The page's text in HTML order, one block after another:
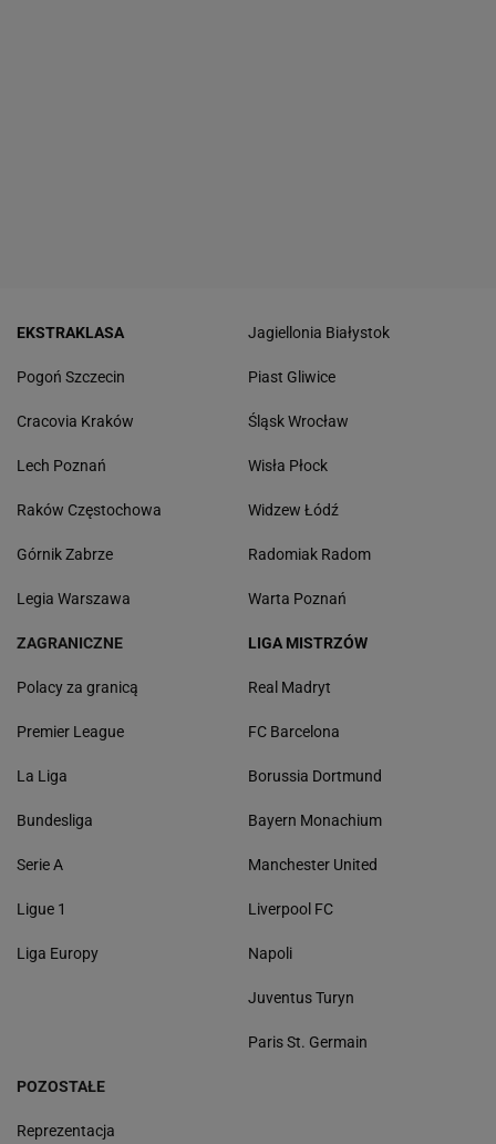
EKSTRAKLASA
Pogoń Szczecin
Cracovia Kraków
Lech Poznań
Raków Częstochowa
Górnik Zabrze
Legia Warszawa
Jagiellonia Białystok
Piast Gliwice
Śląsk Wrocław
Wisła Płock
Widzew Łódź
Radomiak Radom
Warta Poznań
ZAGRANICZNE
Polacy za granicą
Premier League
La Liga
Bundesliga
Serie A
Ligue 1
Liga Europy
LIGA MISTRZÓW
Real Madryt
FC Barcelona
Borussia Dortmund
Bayern Monachium
Manchester United
Liverpool FC
Napoli
Juventus Turyn
Paris St. Germain
POZOSTAŁE
Reprezentacja